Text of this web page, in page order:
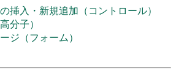
挿入・新規追加（コントロール）
分子）
ジ（フォーム）